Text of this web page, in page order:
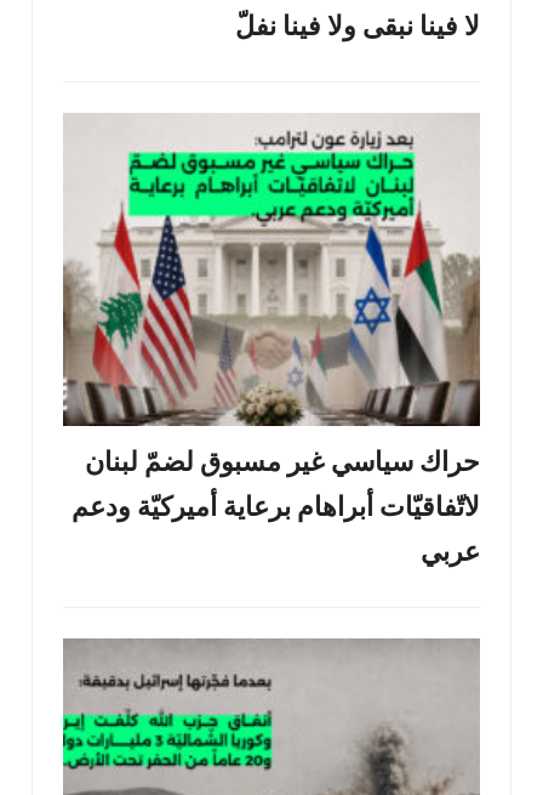
لا فينا نبقى ولا فينا نفلّ
حراك سياسي غير مسبوق لضمّ لبنان
لاتّفاقيّات أبراهام برعاية أميركيّة ودعم
عربي